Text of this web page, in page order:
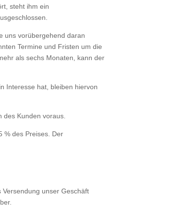
steht ihm ein
uns vorübergehend daran
Termine und Fristen um die
als sechs Monaten, kann der
Interesse hat, bleiben hiervon
des Kunden voraus.
% des Preises. Der
unser Geschäft